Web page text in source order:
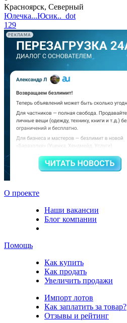
Красноярск, Северный
Юлечка...Юсик.._dot
129
РЕКЛАМА
О проекте
Наши вакансии
Блог компании
Помощь
Как купить
Как продать
Увеличить продажи
Импорт лотов
Как заплатить за товар?
Отзывы и рейтинг